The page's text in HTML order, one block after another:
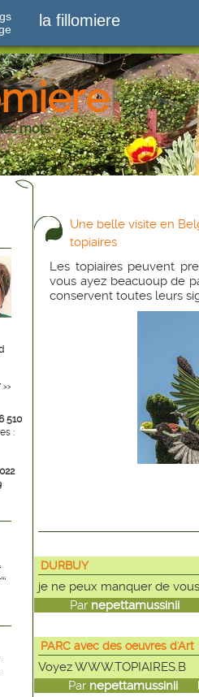
la fillomiere
mots
>>
510
:
Une belle visite en
topiaires
Les topiaires peuvent
vous ayez beacuoup de
conservent toutes leurs
DURBUY
je ne peux manquer de
Par nepettamussinii
PARC avec des oeuvres d'Art
Voyez WWW.TOPIAIRES.B
Par nepettamussinii le